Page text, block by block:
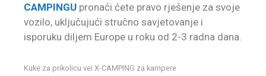
CAMPINGU pronaći ćete pravo rješenje za svoje
vozilo, uključujući stručno savjetovanje i
isporuku diljem Europe u roku od 2-3 radna dana.
Kuke za prikolicu vei X-CAMPING za kampere